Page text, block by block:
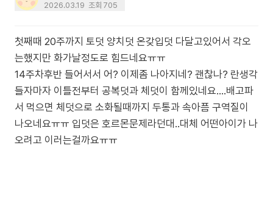
2026.03.19 조회 705
첫째때 20주까지 토덧 양치덧 온갖입덧 다달고있어서 각오
는했지만 화가날정도로 힘드네요ㅠㅠ
14주차후반 들어서서 어? 이제좀 나아지네? 괜찮나? 란생각
들자마자 이틀전부터 공복덧과 체덧이 함께있네요....배고파
서 먹으면 체덧으로 소화될때까지 두통과 속아픔 구역질이
나오네요ㅠㅠ 입덧은 호르몬문제라던대..대체 어떤아이가 나
오려고 이러는걸까요ㅠㅠ